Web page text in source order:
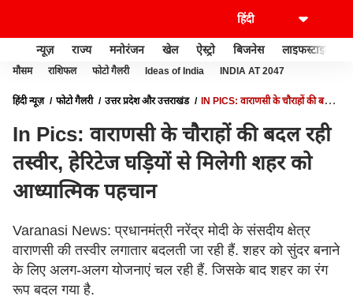
न्यूज़ राज्य मनोरंजन खेल ऐस्ट्रो बिजनेस लाइफस्टाइल
मौसम राशिफल फोटो गैलरी Ideas of India INDIA AT 2047
हिंदी न्यूज़ फोटो गैलरी उत्तर प्रदेश और उत्तराखंड
IN PICS: वाराणसी के चौराहों की बदल
In Pics: वाराणसी के चौराहों की बदल रही
तस्वीर, हेरिटेज घड़ियों से मिलेगी शहर को
आध्यात्मिक पहचान
Varanasi News: प्रधानमंत्री नरेंद्र मोदी के संसदीय क्षेत्र
वाराणसी की तस्वीर लगातार बदलती जा रही हैं. शहर को सुंदर बनाने
के लिए अलग-अलग योजनाएं चल रही हैं. जिसके बाद शहर का रंग
रूप बदल गया है.